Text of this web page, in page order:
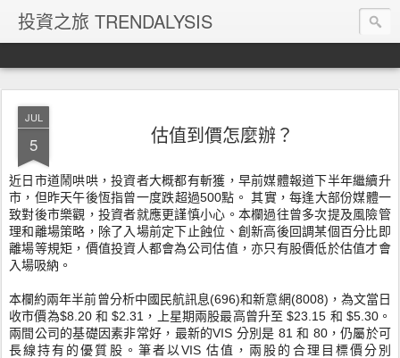
投資之旅 TRENDALYSIS
JUL
5 估值到價怎麼辦？
近日市道鬧哄哄，投資者大概都有斬獲， 早前媒體報道下半年繼續升
市，但昨天午後恆指曾一度跌超過500點。 其實，每逢大部份媒體一
致對後市樂觀， 投資者就應更謹慎小心。本欄過往曾多次提及風險管
理和離場策略， 除了入場前定下止蝕位、創新高後回調某個百分比即
離場等規矩， 價值投資人都會為公司估值，亦只有股價低於估值才會
入場吸納。
本欄約兩年半前曾分析中國民航訊息(696)和新意網(8008) ，為文當日
收市價為$8.20 和$2.31 ，上星期兩股最高曾升至$23.15 和 $5.30。
兩間公司的基礎因素非常好，最新的VIS 分別是 81和 80，仍屬於可
長線持有的優質股。筆者以VIS估值，兩股的合理目標價分別